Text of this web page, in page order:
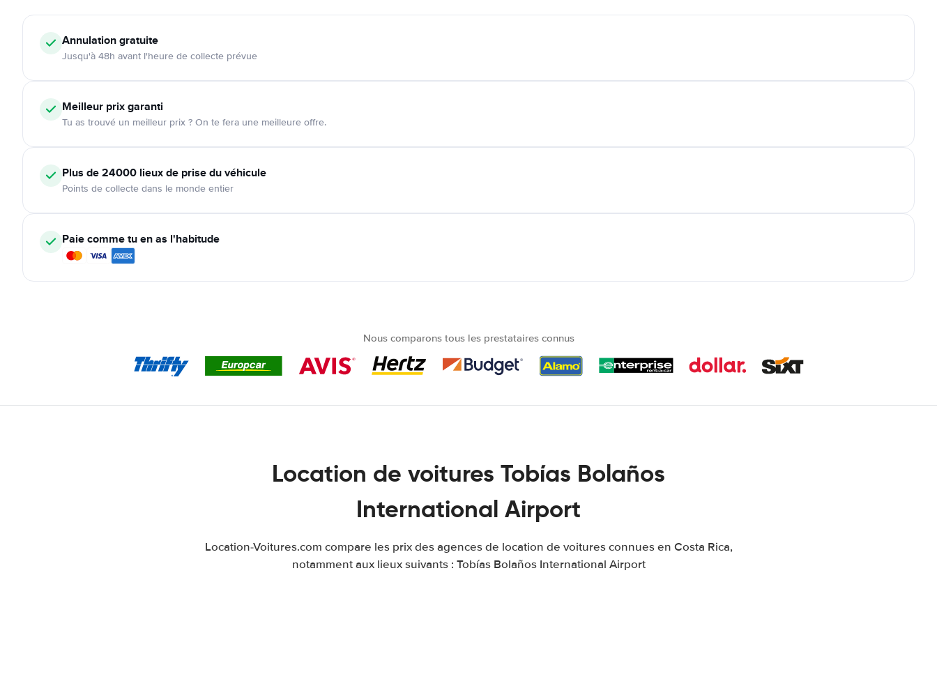
Annulationgratuite
Jusqu'à 48h avant l'heure de collecte prévue
Meilleur prix garanti
Tu as trouvé un meilleur prix ? On te fera une meilleure offre.
Plus de 24000 lieux de prise du véhicule
Points de collecte dans le monde entier
Paie comme tu en as l'habitude
Nous comparons tous les prestataires connus
Location de voitures Tobías Bolaños
International Airport
Location-Voitures.com compare les prix des agences de location de voitures connues en Costa Rica,
notamment aux lieux suivants : Tobías Bolaños International Airport